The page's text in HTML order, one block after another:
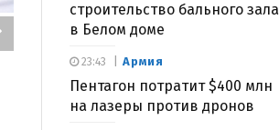
строительство бального зала
в Белом доме
Армия
Пентагон потратит $400 млн
на лазеры против дронов
23:43